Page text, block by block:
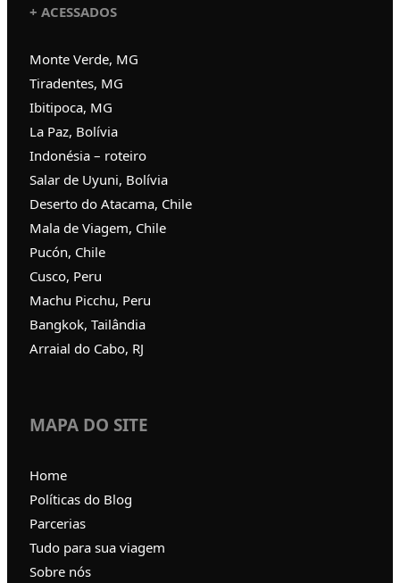
+ ACESSADOS
Monte Verde, MG
Tiradentes, MG
Ibitipoca, MG
La Paz, Bolívia
Indonésia – roteiro
Salar de Uyuni, Bolívia
Deserto do Atacama, Chile
Mala de Viagem, Chile
Pucón, Chile
Cusco, Peru
Machu Picchu, Peru
Bangkok, Tailândia
Arraial do Cabo, RJ
MAPA DO SITE
Home
Políticas do Blog
Parcerias
Tudo para sua viagem
Sobre nós